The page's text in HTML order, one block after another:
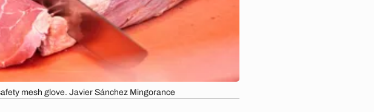
mesh glove. Javier Sánchez Mingorance